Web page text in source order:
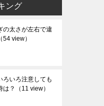
ング
の太さが左右で違
（54 view）
ろいろ注意しても
は？
（11 view）